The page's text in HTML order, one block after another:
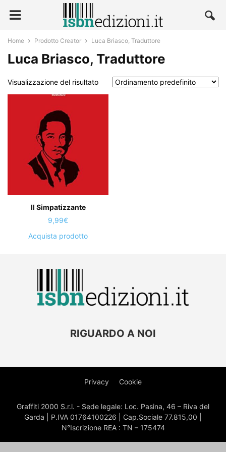
Home Prodotto Creator Luca Briasco, Traduttore
Luca Briasco, Traduttore
Visualizzazione del risultato
Il Simpatizzante
9,99€
Acquista prodotto
RIGUARDO A NOI
Privacy Cookie
Graffiti 2000 S.r.l. - Sede legale: Loc. Pasina, 46 – Riva del
Garda | P.IVA 01764100226 | Cap.Sociale 77.815,00 |
N°Iscrizione REA : TN – 175474